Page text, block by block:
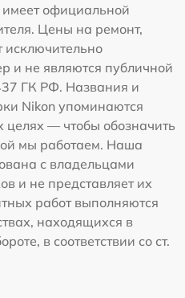
имеет официальной
Цены на ремонт,
исключительно
и не являются публичной
ГК РФ. Названия и
Nikon упоминаются
— чтобы обозначить
мы работаем. Наша
с владельцами
и не представляет их
работ выполняются
находящихся в
в соответствии со ст.